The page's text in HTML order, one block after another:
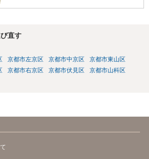
直す
京都市左京区 京都市中京区
京都市東山区
京都市右京区 京都市伏見区
京都市山科区